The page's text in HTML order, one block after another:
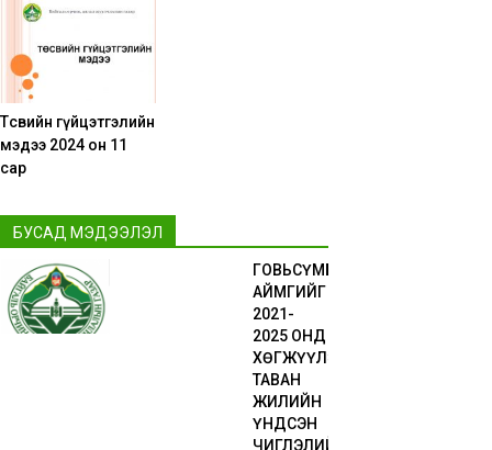
Төсвийн гүйцэтгэлийн
мэдээ 2024 он 11
сар
БУСАД МЭДЭЭЛЭЛ
ГОВЬСҮМБЭР
АЙМГИЙГ
2021-
2025 ОНД
ХӨГЖҮҮЛЭХ
ТАВАН
ЖИЛИЙН
ҮНДСЭН
ЧИГЛЭЛИЙН